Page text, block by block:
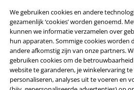
We gebruiken cookies en andere
gezamenlijk ‘cookies’ worden genoemd.
kunnen we informatie verzamelen over
hun apparaten. Sommige cookies worden
andere afkomstig zijn van onze partners.
gebruiken cookies om de
website te garanderen, je winkelervaring
personaliseren, analyses uit te voeren en
A Warner Music